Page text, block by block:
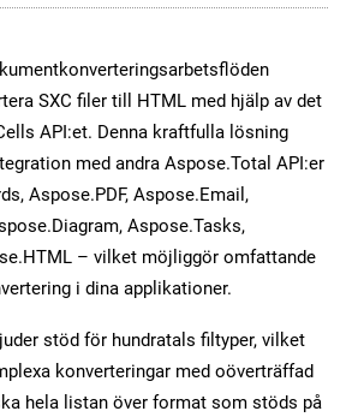
SXC filer till HTML med hjälp av det
API:et. Denna kraftfulla lösning
med andra Aspose.Total API:er
Aspose.PDF, Aspose.Email,
Aspose.Tasks,
– vilket möjliggör omfattande
i dina applikationer.
stöd för hundratals filtyper, vilket
konverteringar med oöverträffad
hela listan över format som stöds på